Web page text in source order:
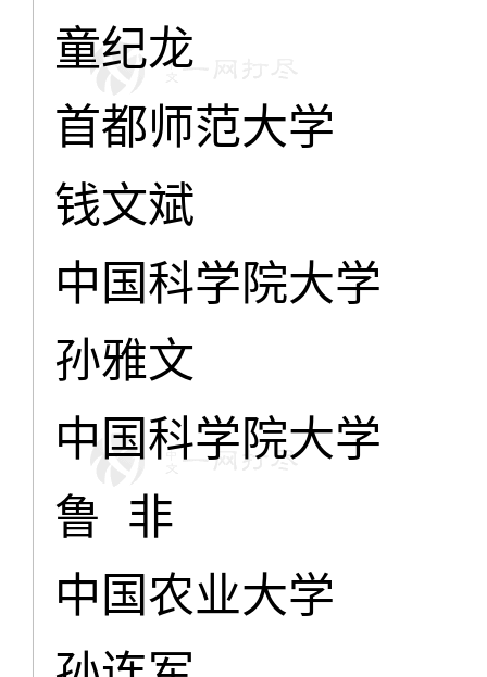
童纪龙
首都师范大学
钱文斌
中国科学院大学
孙雅文
中国科学院大学
鲁 非
中国农业大学